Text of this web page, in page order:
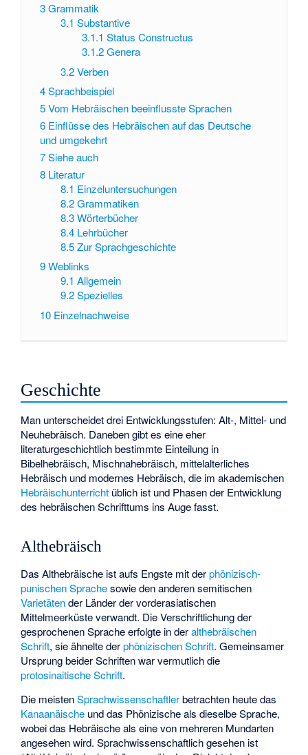
3Grammatik
3.1 Substantive
3.1.1 Status Constructus
3.1.2 Genera
3.2 Verben
4Sprachbeispiel
5Vom Hebräischen beeinflusste Sprachen
6 Einflüsse des Hebräischen auf das Deutsche
und umgekehrt
7Siehe auch
8 Literatur
8.1 Einzeluntersuchungen
8.2 Grammatiken
8.3 Wörterbücher
8.4 Lehrbücher
8.5 Zur Sprachgeschichte
9Weblinks
9.1 Allgemein
9.2 Spezielles
10 Einzelnachweise
Geschichte
Man unterscheidet drei Entwicklungsstufen: Alt-, Mittel- und
Neuhebräisch. Daneben gibt es eine eher
literaturgeschichtlich bestimmte Einteilung in
Bibelhebräisch, Mischnahebräisch, mittelalterliches
Hebräisch und modernes Hebräisch, die im akademischen
Hebräischunterricht üblich ist und Phasen der Entwicklung
des hebräischen Schrifttums ins Auge fasst.
Althebräisch
Das Althebräische ist aufs Engste mit derphönizisch-
punischen Sprachesowie den anderen semitischen
Varietätender Länder der vorderasiatischen
Mittelmeerküste verwandt. Die Verschriftlichung der
gesprochenen Sprache erfolgte in deralthebräischen
Schrift, sie ähnelte derphönizischen Schrift. Gemeinsamer
Ursprung beider Schriften war vermutlich die
protosinaitische Schrift.
Die meistenSprachwissenschaftlerbetrachten heute das
Kanaanäische und das Phönizischeals dieselbe Sprache,
wobei das Hebräische als eine von mehreren Mundarten
angesehen wird. Sprachwissenschaftlich gesehen ist